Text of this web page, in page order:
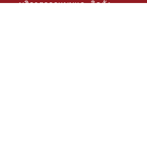
บริการออกแบบและติดตั้ง